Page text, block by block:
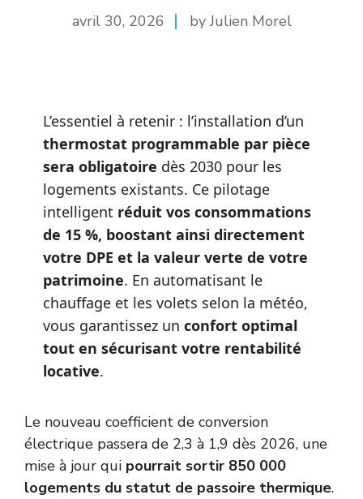
avril 30, 2026 by Julien Morel
L’essentiel à retenir : l’installation d’un
thermostat programmable par pièce
sera obligatoire dès 2030 pour les
logements existants. Ce pilotage
intelligent réduit vos consommations
de 15 %, boostant ainsi directement
votre DPE et la valeur verte de votre
patrimoine. En automatisant le
chauffage et les volets selon la météo,
vous garantissez un confort optimal
tout en sécurisant votre rentabilité
locative.
Le nouveau coefficient de conversion
électrique passera de 2,3 à 1,9 dès 2026, une
mise à jour qui pourrait sortir 850 000
logements du statut de passoire thermique.